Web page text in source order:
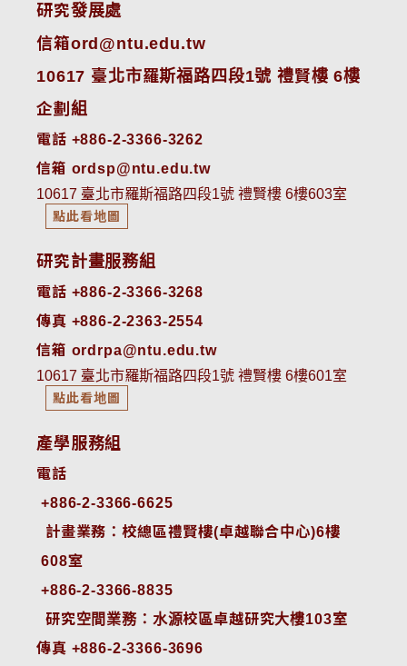
研究發展處
信箱ord@ntu.edu.tw
10617 臺北市羅斯福路四段1號 禮賢樓 6樓
企劃組
電話 +886-2-3366-3262
信箱 ordsp@ntu.edu.tw
10617 臺北市羅斯福路四段1號 禮賢樓 6樓603室
點此看地圖
研究計畫服務組
電話 +886-2-3366-3268
傳真 +886-2-2363-2554
信箱 ordrpa@ntu.edu.tw
10617 臺北市羅斯福路四段1號 禮賢樓 6樓601室
點此看地圖
產學服務組
電話
+886-2-3366-6625
計畫業務：校總區禮賢樓(卓越聯合中心)6樓
608室
+886-2-3366-8835
研究空間業務：水源校區卓越研究大樓103室
傳真 +886-2-3366-3696